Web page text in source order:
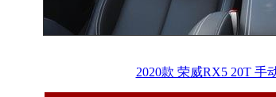
2020款 荣威RX5 20T 手